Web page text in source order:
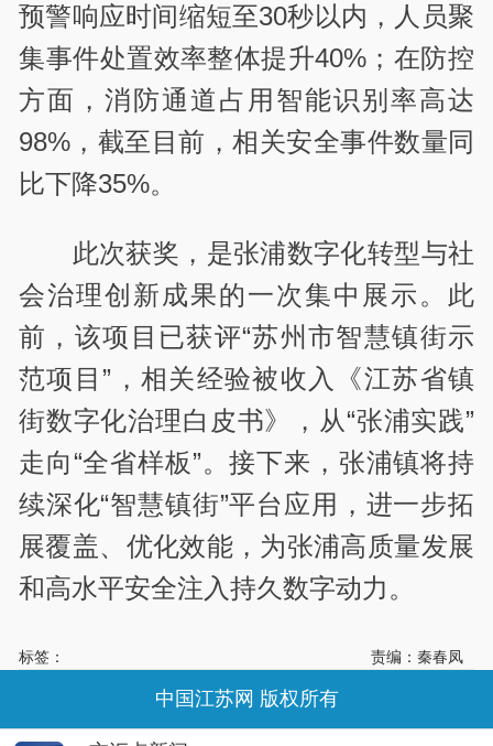
预警响应时间缩短至30秒以内，人员聚
集事件处置效率整体提升40%；在防控
方面，消防通道占用智能识别率高达
98%，截至目前，相关安全事件数量同
比下降35%。
此次获奖，是张浦数字化转型与社
会治理创新成果的一次集中展示。此
前，该项目已获评“苏州市智慧镇街示
范项目”，相关经验被收入《江苏省镇
街数字化治理白皮书》，从“张浦实践”
走向“全省样板”。接下来，张浦镇将持
续深化“智慧镇街”平台应用，进一步拓
展覆盖、优化效能，为张浦高质量发展
和高水平安全注入持久数字动力。
标签： 责编：秦春凤
中国江苏网 版权所有